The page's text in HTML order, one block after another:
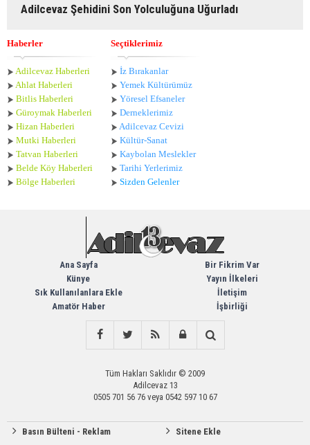
Adilcevaz Şehidini Son Yolculuğuna Uğurladı
Haberler
Adilcevaz Haberleri
Ahlat Haberleri
Bitlis Haberleri
Güroymak Haberleri
Hizan Haberleri
Mutki Haberleri
Tatvan Haberleri
Belde Köy Haberleri
Bölge Haberleri
Seçtiklerimiz
İz Bırakanlar
Yemek Kültürümüz
Yöresel Efsaneler
Derneklerimiz
Adilcevaz Cevizi
Kültür-Sanat
Kaybolan Meslekler
Tarihi Yerlerimiz
Sizden Gelenler
Ana Sayfa
Künye
Sık Kullanılanlara Ekle
Amatör Haber
Bir Fikrim Var
Yayın İlkeleri
İletişim
İşbirliği
Tüm Hakları Saklıdır © 2009
Adilcevaz 13
0505 701 56 76 veya 0542 597 10 67
Basın Bülteni - Reklam
Sitene Ekle